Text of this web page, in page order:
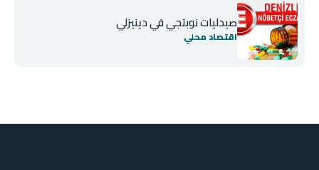
صيدليات نوبتجي في دينيزلي
اقتصاد محلي